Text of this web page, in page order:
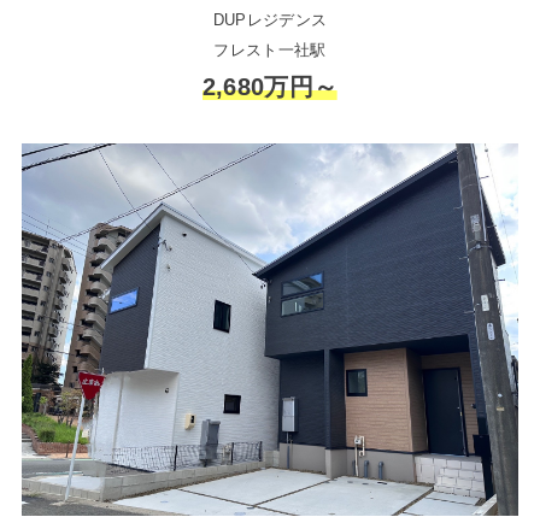
DUPレジデンス
フレスト一社駅
2,680万円～